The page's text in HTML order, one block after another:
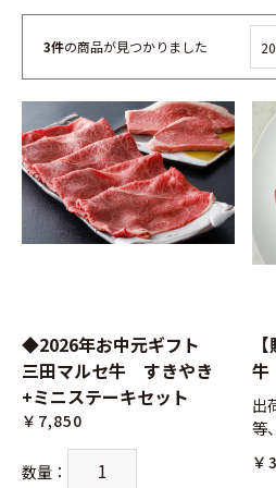
3件の商品が見つかりました
◆2026年お中元ギフト
三田マルセ牛 すきやき
+ミニステーキセット
￥7,850
数量 ：
牛
出
等
￥